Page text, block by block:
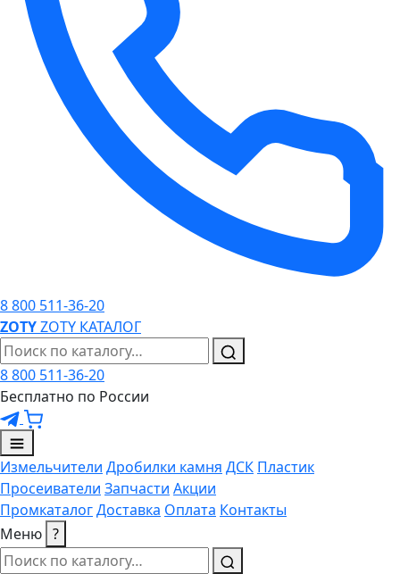
8 800 511-36-20
ZOTYZOTY КАТАЛОГ
8 800 511-36-20
Бесплатно по России
Измельчители Дробилки камня ДСК Пластик
Просеиватели Запчасти Акции
ПромкаталогДоставка Оплата Контакты
Меню ?